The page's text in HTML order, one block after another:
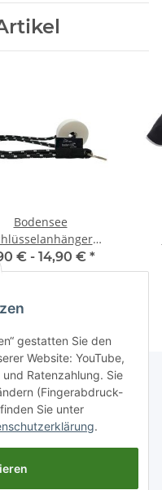
Bodensee
(optional
schwimmfähig)
€ - 14,90 € *
gestatten Sie den
Website: YouTube,
Ratenzahlung. Sie
(Fingerabdruck-
Sie unter
.